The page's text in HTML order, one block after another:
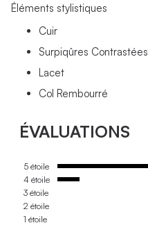
Éléments stylistiques
Cuir
Surpiqûres Contrastées
Lacet
Col Rembourré
ÉVALUATIONS
5 étoile
4 étoile
3 étoile
2 étoile
1 étoile